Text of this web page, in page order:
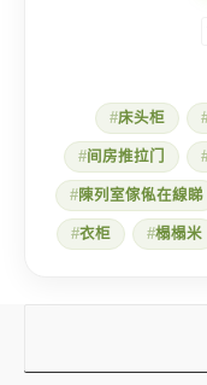
计
的
关
键
元
床头柜
间房推拉门
陳列室傢俬在線睇
衣柜 榻榻米